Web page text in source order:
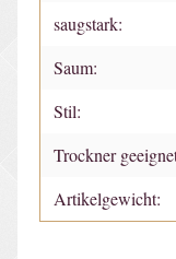
saugstark:
Saum:
Stil:
Trockner
Artikelgewicht: